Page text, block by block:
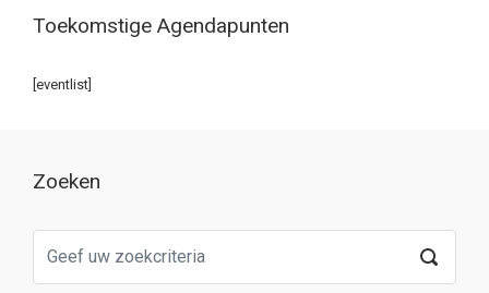
Toekomstige Agendapunten
[eventlist]
Zoeken